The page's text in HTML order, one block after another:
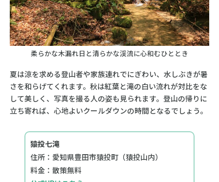
柔らかな木漏れ日と清らかな渓流に心和むひととき
夏は涼を求める登山者や家族連れでにぎわい、水しぶきが暑
さを和らげてくれます。秋は紅葉と滝の白い流れが対比をな
して美しく、写真を撮る人の姿も見られます。登山の帰りに
立ち寄れば、心地よいクールダウンの時間となるでしょう。
猿投七滝
住所：愛知県豊田市猿投町（猿投山内）
料金：散策無料